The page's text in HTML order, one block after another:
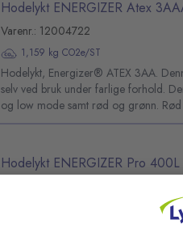
Hodelykt ENERGIZER Atex
Varenr.: 12004722
1,159 kg CO2e/ST
Hodelykt, Energizer® ATEX 3AA.
selv ved bruk under farlige forhold.
og low mode samt rød og grønn. Rød
Hodelykt ENERGIZER Pro 400L
Hold hendene fri – enten det er et